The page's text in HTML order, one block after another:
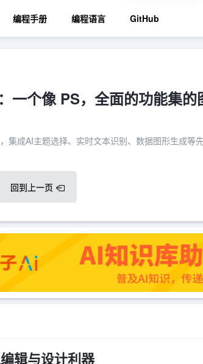
编程手册 编程语言 GitHub
一个像 PS，全面的功能集的
集成AI主题选择、实时文本识别、数据图形生成等
回到上一页
辑与设计利器